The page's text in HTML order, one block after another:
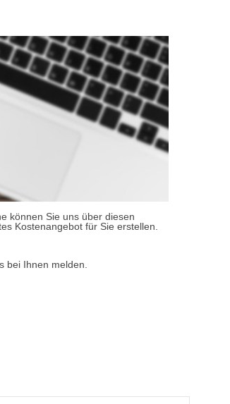
können Sie uns über diesen
Kostenangebot für Sie erstellen.
bei Ihnen melden.